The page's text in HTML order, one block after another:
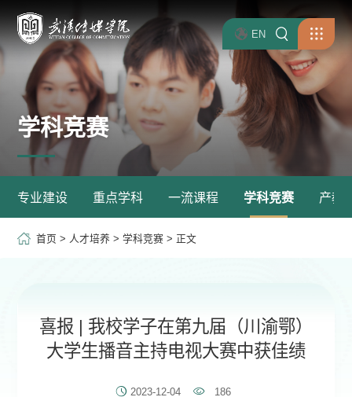
EN
学科竞赛
专业建设 重点学科 一流课程 学科竞赛 产教
首页 > 人才培养 >学科竞赛 > 正文
喜报 | 我校学子在第九届（川渝鄂）
大学生播音主持电视大赛中获佳绩
2023-12-04 186